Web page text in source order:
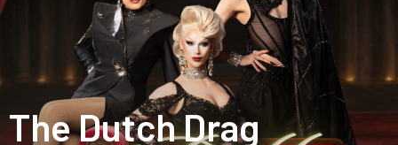
The Dutch Drag